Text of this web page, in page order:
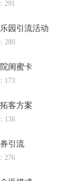
291
园引流活动
280
闺蜜卡
173
客方案
136
引流
276